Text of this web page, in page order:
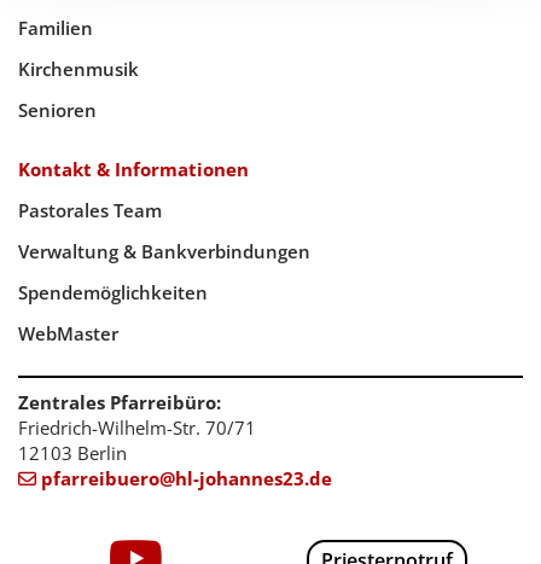
Familien
Kirchenmusik
Senioren
Kontakt & Informationen
Pastorales Team
Verwaltung & Bankverbindungen
Spendemöglichkeiten
WebMaster
Zentrales Pfarreibüro:
Friedrich-Wilhelm-Str. 70/71
12103 Berlin
 pfarreibuero@hl-johannes23.de